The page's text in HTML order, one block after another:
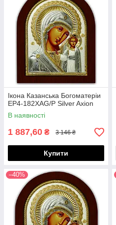
Ікона Казанська Богоматеріи
EP4-182XAG/P Silver Axion
В наявності
1 887,60 ₴ 3 146 ₴
Купити
–40%